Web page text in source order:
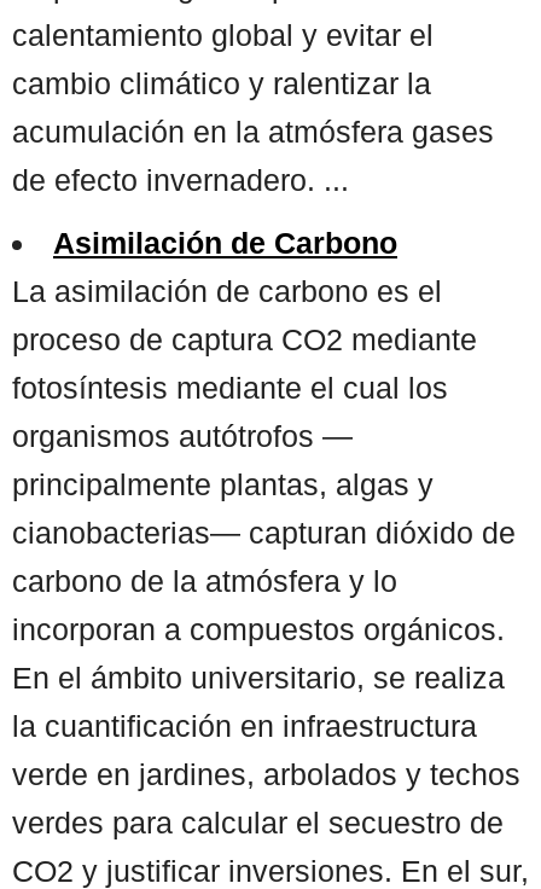
calentamiento global y evitar el
cambio climático y ralentizar la
acumulación en la atmósfera gases
de efecto invernadero. ...
Asimilación de Carbono
La asimilación de carbono es el
proceso de captura CO2 mediante
fotosíntesis mediante el cual los
organismos autótrofos —
principalmente plantas, algas y
cianobacterias— capturan dióxido de
carbono de la atmósfera y lo
incorporan a compuestos orgánicos.
En el ámbito universitario, se realiza
la cuantificación en infraestructura
verde en jardines, arbolados y techos
verdes para calcular el secuestro de
CO2 y justificar inversiones. En el sur,